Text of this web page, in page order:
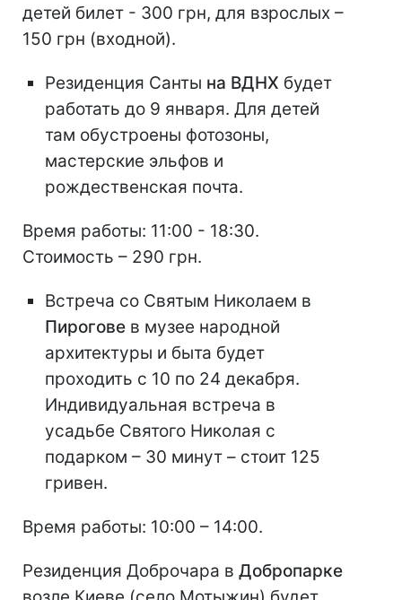
детей билет - 300 грн, для взрослых –
150 грн (входной).
Резиденция Санты на ВДНХ будет
работать до 9 января. Для детей
там обустроены фотозоны,
мастерские эльфов и
рождественская почта.
Время работы: 11:00 - 18:30.
Стоимость – 290 грн.
Встреча со Святым Николаем в
Пирогове в музее народной
архитектуры и быта будет
проходить с 10 по 24 декабря.
Индивидуальная встреча в
усадьбе Святого Николая с
подарком – 30 минут – стоит 125
гривен.
Время работы: 10:00 – 14:00.
Резиденция Доброчара в Добропарке